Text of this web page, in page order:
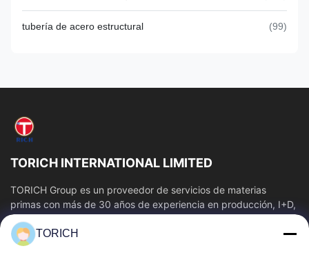
tubería de acero estructural (99)
TORICH INTERNATIONAL LIMITED
TORICH Group es un proveedor de servicios de materias
primas con más de 30 años de experiencia en producción, I+D,
comercio, almacenamiento y...
Enlaces Rápidos
TORICH